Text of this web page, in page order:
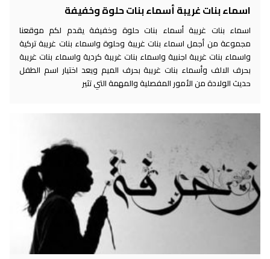
اسماء بنات غريبة أسماء بنات حلوة وخفيفة
اسماء بنات غريبة أسماء بنات حلوة وخفيفة يقدم لكم موقعنا
مجموعة من أجمل اسماء بنات غريبة وحلوة واسماء بنات غريبة تركية
واسماء بنات غريبة اجنبية واسماء بنات غريبة كردية واسماء بنات غريبة
بحرف الالف وأسماء بنات غريبة بحرف الميم ويعد اختيار اسم الطفل
حديث الولادة من الأمور المفصلية والمهمة التي تثير